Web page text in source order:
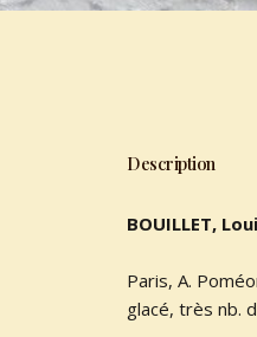
Description
BOUILLET,
Paris, A.
glacé, très nb.